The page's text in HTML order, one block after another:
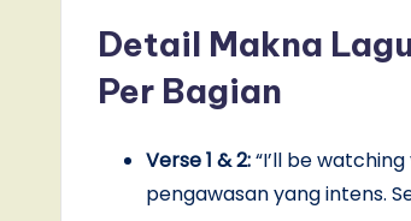
Detail Makna
Per Bagian
Verse 1 & 2:“I’ll be
pengawasan yang intens.